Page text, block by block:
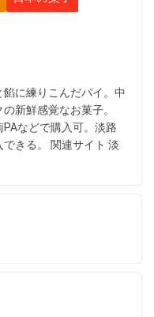
に練りこんだパイ。中
新鮮感覚なお菓子。
などで購入可。淡路
きる。 関連サイト 淡